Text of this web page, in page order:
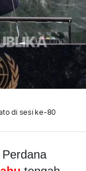
di sesi ke-80